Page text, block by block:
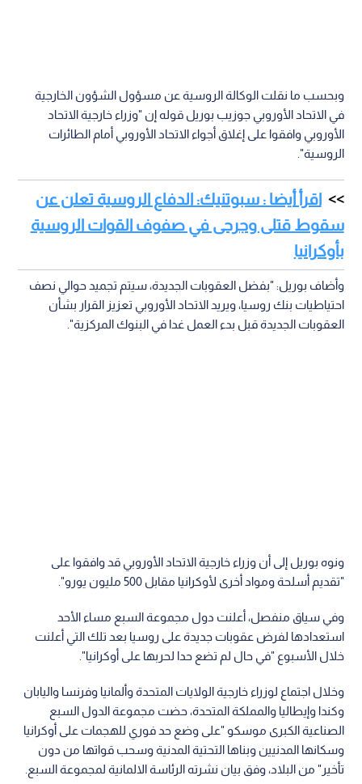
وبحسب ما نقلت الوكالة الروسية عن مسؤول الشؤون الخارجية
في الاتحاد الأوروبي جوزيب بوريل قوله إن "وزراء خارجية الاتحاد
الأوروبي وافقوا على إغلاق أجواء الاتحاد الأوروبي أمام الطائرات
الروسية".
اقرأ أيضا : سبوتنيك: الدفاع الروسية تعلن عن
سقوط قتلى وجرحى في صفوف القوات الروسية
بأوكرانيا
وأضاف بوريل: "بفضل العقوبات الجديدة، سيتم تجميد حوالي نصف
احتياطيات بنك روسيا، ويريد الاتحاد الأوروبي تعزيز القرار بشأن
العقوبات الجديدة قبل بدء العمل غدا في البنوك المركزية".
ونوه بوريل إلى أن وزراء خارجية الاتحاد الأوروبي قد وافقوا على
"تقديم أسلحة ومواد أخرى لأوكرانيا مقابل 500 مليون يورو".
وفي سياق منفصل، أعلنت دول مجموعة السبع مساء الأحد
استعدادها لفرض عقوبات جديدة على روسيا بعد تلك التي أعلنت
خلال الأسبوع "في حال لم تضع حدا لحربها على أوكرانيا".
وخلال اجتماع لوزراء خارجية الولايات المتحدة وألمانيا وفرنسا واليابان
وكندا وإيطاليا والمملكة المتحدة، حضت مجموعة الدول السبع
الصناعية الكبرى موسكو "على وضع حد فوري للهجمات على أوكرانيا
وسكانها المدنيين وبناها التحتية المدنية وسحب قواتها من دون
تأخير" من البلاد، وفق بيان نشرته الرئاسة الالمانية لمجموعة السبع.